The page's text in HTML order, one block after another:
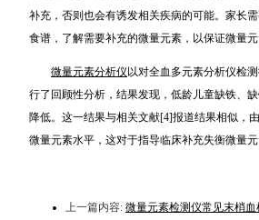
补充，否则也会有诱发相关疾病的可能。家长
食谱，了解需要补充的微量元素，以保证微量
微量元素分析仪 以对全血多元素分析仪检
行了回顾性分析，结果发现，低龄儿童缺铁、
降低。这一结果与相关文献[4]报道结果相似，
微量元素水平，这对于指导临床补充失衡微量
上一篇内容: 微量元素检测仪常见末梢血